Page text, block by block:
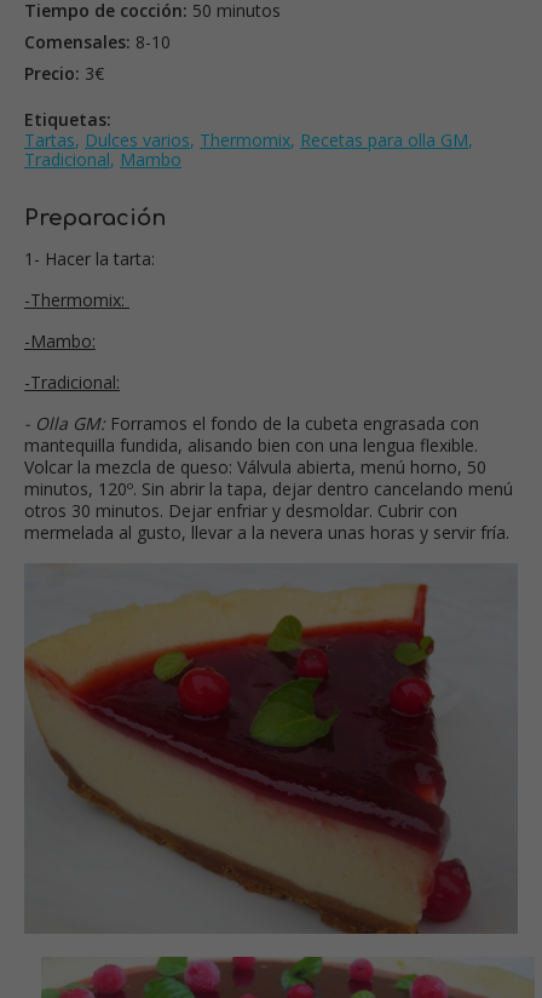
Tiempo de cocción: 50 minutos
Comensales: 8-10
Precio: 3€
Etiquetas:
Tartas, Dulces varios, Thermomix, Recetas para olla GM,
Tradicional, Mambo
Preparación
1- Hacer la tarta:
-Thermomix:
-Mambo:
-Tradicional:
- Olla GM: Forramos el fondo de la cubeta engrasada con
mantequilla fundida, alisando bien con una lengua flexible.
Volcar la mezcla de queso: Válvula abierta, menú horno, 50
minutos, 120º. Sin abrir la tapa, dejar dentro cancelando menú
otros 30 minutos. Dejar enfriar y desmoldar. Cubrir con
mermelada al gusto, llevar a la nevera unas horas y servir fría.